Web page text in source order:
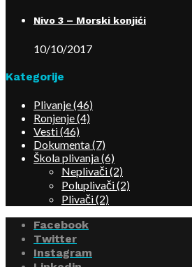
Nivo 3 – Morski konjići
10/10/2017
Kategorije
Plivanje(46)
Ronjenje(4)
Vesti(46)
Dokumenta(7)
Škola plivanja(6)
Neplivači(2)
Poluplivači(2)
Plivači(2)
Facebook
Twitter
Instagram